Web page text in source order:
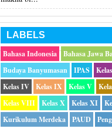
LABELS
Bahasa Indonesia
Bahasa Jawa
Budaya Banyumasan
IPAS
Kelas IV
Kelas IX Kelas V
Kelas VIII
Kelas X Kelas XI
Kurikulum Merdeka
PAUD